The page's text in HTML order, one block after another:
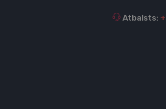
Atbalsts: